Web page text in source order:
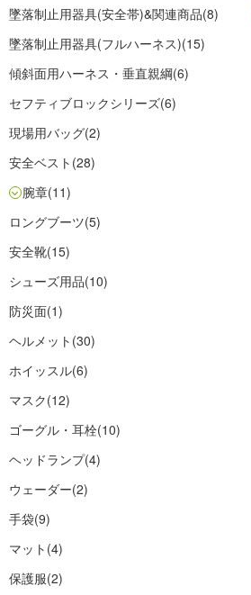
墜落制止用器具(安全帯)&関連商品(8)
墜落制止用器具(フルハーネス)(15)
傾斜面用ハーネス・垂直親綱(6)
セフティブロックシリーズ(6)
現場用バッグ(2)
安全ベスト (28)
腕章(11)
ロングブーツ(5)
安全靴(15)
シューズ用品(10)
防災面(1)
ヘルメット (30)
ホイッスル(6)
マスク(12)
ゴーグル・耳栓(10)
ヘッドランプ(4)
ウェーダー(2)
手袋(9)
マット (4)
保護服(2)